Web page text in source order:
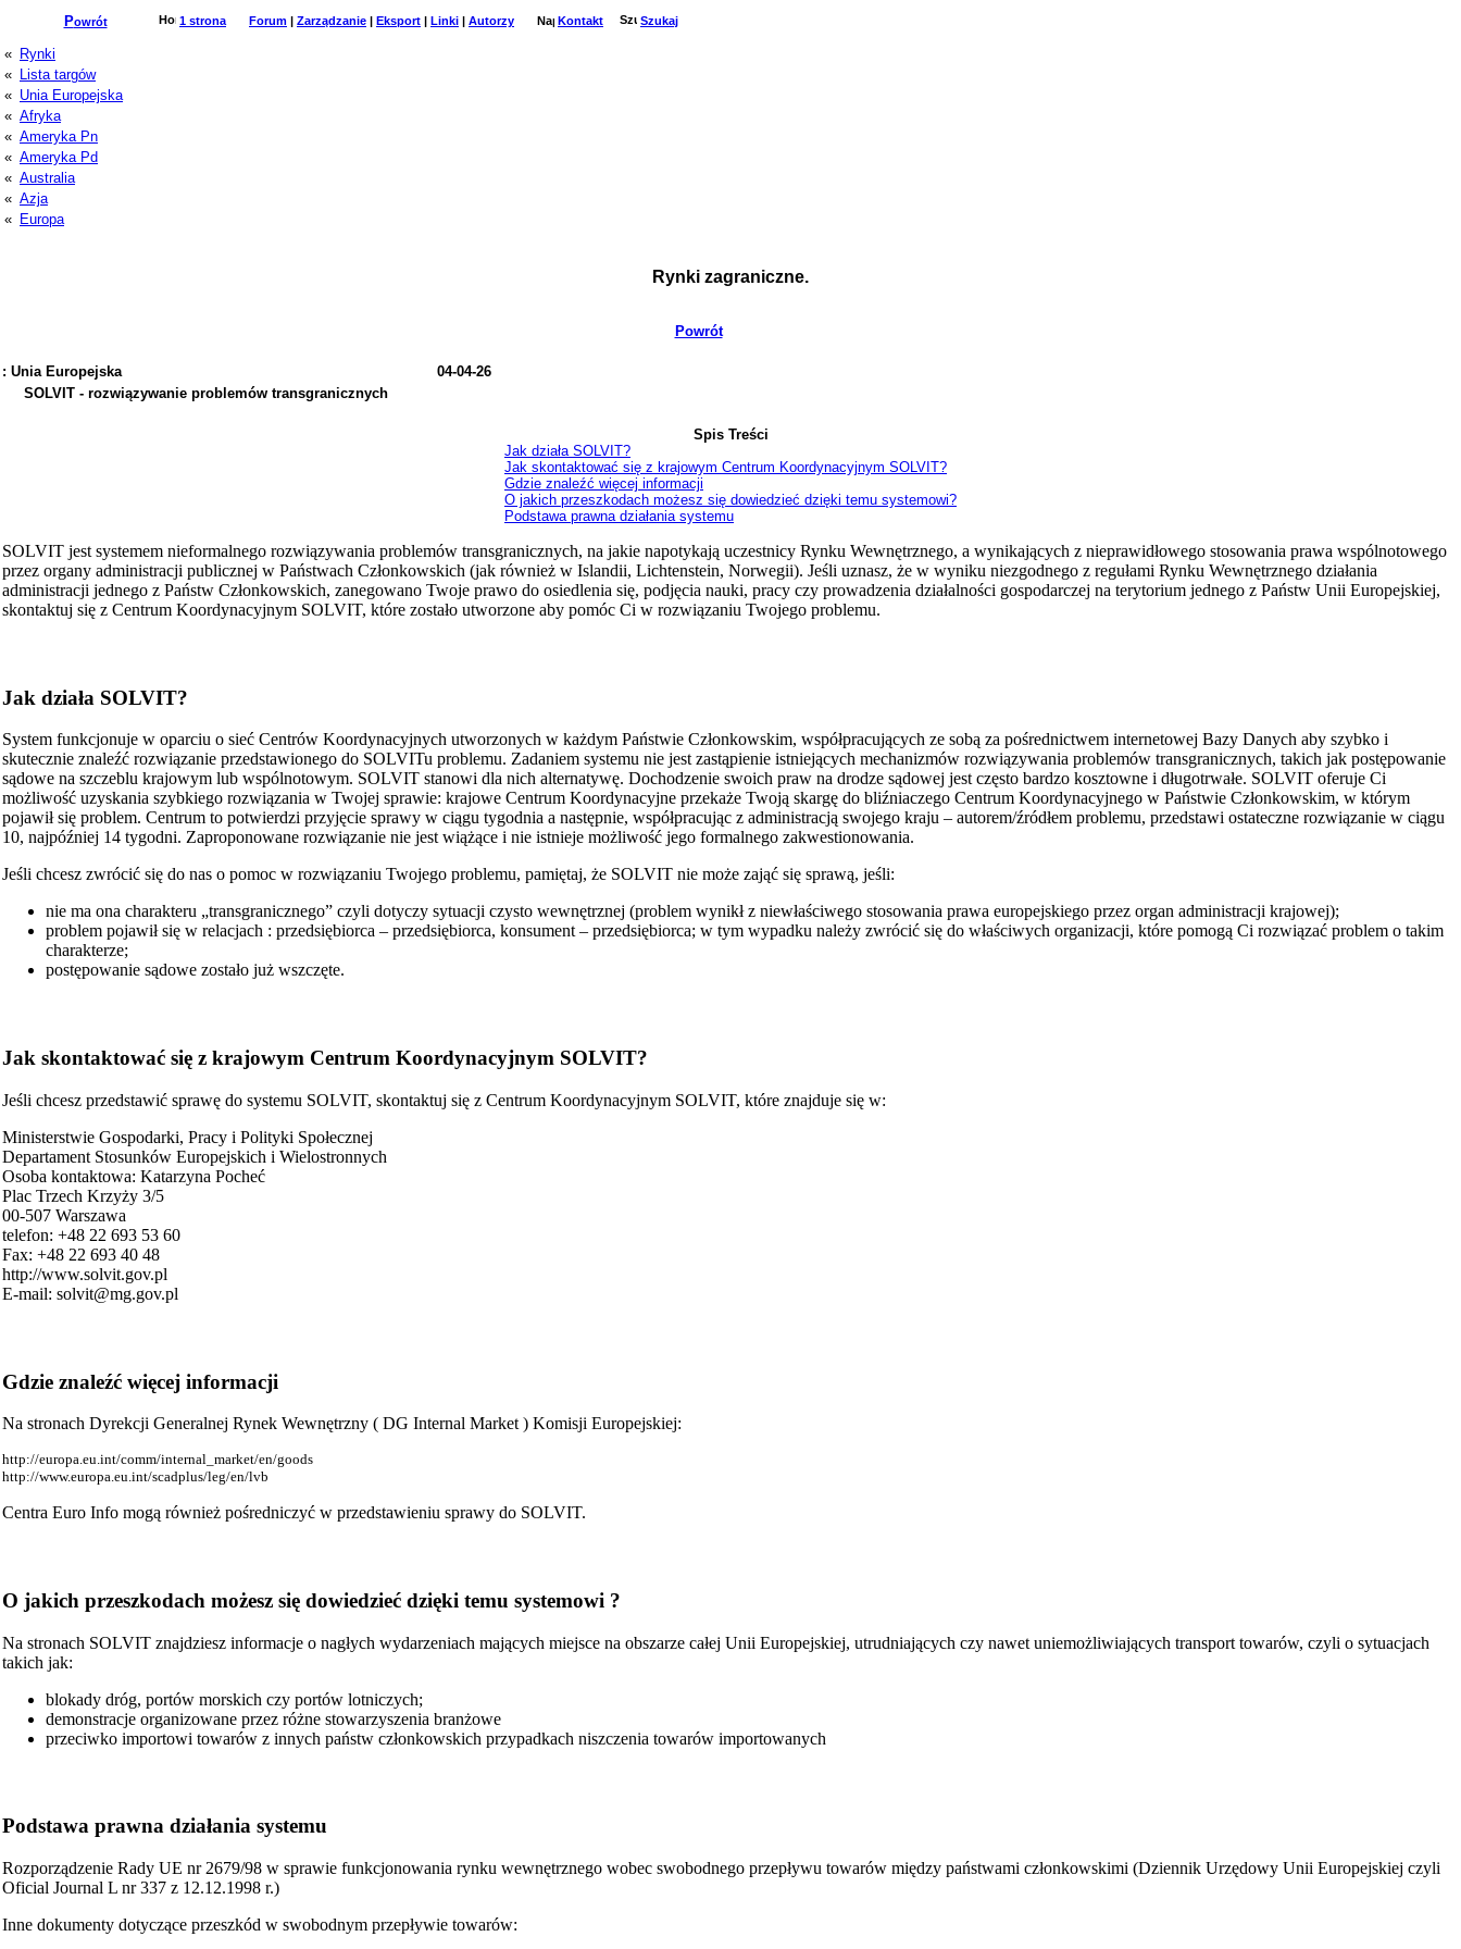
Powrót 1 strona Forum | Zarządzanie | Eksport | Linki | Autorzy Kontakt Szukaj
« Rynki
« Lista targów
« Unia Europejska
« Afryka
« Ameryka Pn
« Ameryka Pd
« Australia
« Azja
« Europa
Rynki zagraniczne.
Powrót
: Unia Europejska
04-04-26
SOLVIT - rozwiązywanie problemów transgranicznych
Spis Treści
Jak działa SOLVIT?
Jak skontaktować się z krajowym Centrum Koordynacyjnym SOLVIT?
Gdzie znaleźć więcej informacji
O jakich przeszkodach możesz się dowiedzieć dzięki temu systemowi?
Podstawa prawna działania systemu
SOLVIT jest systemem nieformalnego rozwiązywania problemów transgranicznych, na jakie napotykają uczestnicy Rynku Wewnętrznego, a wynikających z nieprawidłowego stosowania prawa wspólnotowego
przez organy administracji publicznej w Państwach Członkowskich (jak również w Islandii, Lichtenstein, Norwegii). Jeśli uznasz, że w wyniku niezgodnego z regułami Rynku Wewnętrznego działania
administracji jednego z Państw Członkowskich, zanegowano Twoje prawo do osiedlenia się, podjęcia nauki, pracy czy prowadzenia działalności gospodarczej na terytorium jednego z Państw Unii Europejskiej,
skontaktuj się z Centrum Koordynacyjnym SOLVIT, które zostało utworzone aby pomóc Ci w rozwiązaniu Twojego problemu.
Jak działa SOLVIT?
System funkcjonuje w oparciu o sieć Centrów Koordynacyjnych utworzonych w każdym Państwie Członkowskim, współpracujących ze sobą za pośrednictwem internetowej Bazy Danych aby szybko i
skutecznie znaleźć rozwiązanie przedstawionego do SOLVITu problemu. Zadaniem systemu nie jest zastąpienie istniejących mechanizmów rozwiązywania problemów transgranicznych, takich jak postępowanie
sądowe na szczeblu krajowym lub wspólnotowym. SOLVIT stanowi dla nich alternatywę. Dochodzenie swoich praw na drodze sądowej jest często bardzo kosztowne i długotrwałe. SOLVIT oferuje Ci
możliwość uzyskania szybkiego rozwiązania w Twojej sprawie: krajowe Centrum Koordynacyjne przekaże Twoją skargę do bliźniaczego Centrum Koordynacyjnego w Państwie Członkowskim, w którym
pojawił się problem. Centrum to potwierdzi przyjęcie sprawy w ciągu tygodnia a następnie, współpracując z administracją swojego kraju – autorem/źródłem problemu, przedstawi ostateczne rozwiązanie w ciągu
10, najpóźniej 14 tygodni. Zaproponowane rozwiązanie nie jest wiążące i nie istnieje możliwość jego formalnego zakwestionowania.
Jeśli chcesz zwrócić się do nas o pomoc w rozwiązaniu Twojego problemu, pamiętaj, że SOLVIT nie może zająć się sprawą, jeśli:
nie ma ona charakteru „transgranicznego” czyli dotyczy sytuacji czysto wewnętrznej (problem wynikł z niewłaściwego stosowania prawa europejskiego przez organ administracji krajowej);
problem pojawił się w relacjach : przedsiębiorca – przedsiębiorca, konsument – przedsiębiorca; w tym wypadku należy zwrócić się do właściwych organizacji, które pomogą Ci rozwiązać problem o takim
charakterze;
postępowanie sądowe zostało już wszczęte.
Jak skontaktować się z krajowym Centrum Koordynacyjnym SOLVIT?
Jeśli chcesz przedstawić sprawę do systemu SOLVIT, skontaktuj się z Centrum Koordynacyjnym SOLVIT, które znajduje się w:
Ministerstwie Gospodarki, Pracy i Polityki Społecznej
Departament Stosunków Europejskich i Wielostronnych
Osoba kontaktowa: Katarzyna Pocheć
Plac Trzech Krzyży 3/5
00-507 Warszawa
telefon: +48 22 693 53 60
Fax: +48 22 693 40 48
http://www.solvit.gov.pl
E-mail: solvit@mg.gov.pl
Gdzie znaleźć więcej informacji
Na stronach Dyrekcji Generalnej Rynek Wewnętrzny ( DG Internal Market ) Komisji Europejskiej:
http://europa.eu.int/comm/internal_market/en/goods
http://www.europa.eu.int/scadplus/leg/en/lvb
Centra Euro Info mogą również pośredniczyć w przedstawieniu sprawy do SOLVIT.
O jakich przeszkodach możesz się dowiedzieć dzięki temu systemowi ?
Na stronach SOLVIT znajdziesz informacje o nagłych wydarzeniach mających miejsce na obszarze całej Unii Europejskiej, utrudniających czy nawet uniemożliwiających transport towarów, czyli o sytuacjach
takich jak:
blokady dróg, portów morskich czy portów lotniczych;
demonstracje organizowane przez różne stowarzyszenia branżowe
przeciwko importowi towarów z innych państw członkowskich przypadkach niszczenia towarów importowanych
Podstawa prawna działania systemu
Rozporządzenie Rady UE nr 2679/98 w sprawie funkcjonowania rynku wewnętrznego wobec swobodnego przepływu towarów między państwami członkowskimi (Dziennik Urzędowy Unii Europejskiej czyli
Oficial Journal L nr 337 z 12.12.1998 r.)
Inne dokumenty dotyczące przeszkód w swobodnym przepływie towarów: